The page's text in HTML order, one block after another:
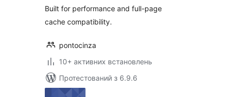
Built for performance and full-page
cache compatibility.
pontocinza
10+ активних встановлень
Протестований з 6.9.6